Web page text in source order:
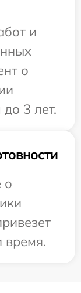
и
о
3 лет.
о
время.